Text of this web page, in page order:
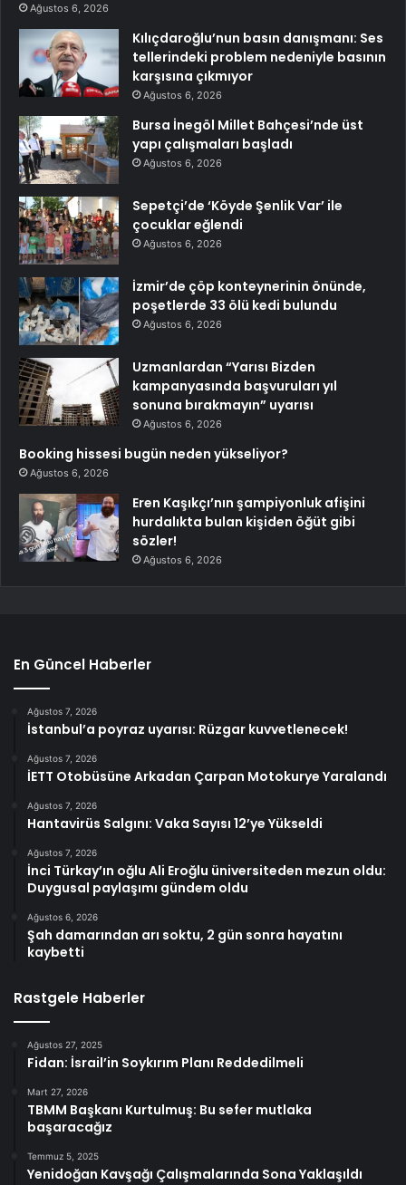
Ağustos 6, 2026
Kılıçdaroğlu’nun basın danışmanı: Ses
tellerindeki problem nedeniyle basının
karşısına çıkmıyor
Ağustos 6, 2026
Bursa İnegöl Millet Bahçesi’nde üst
yapı çalışmaları başladı
Ağustos 6, 2026
Sepetçi’de ‘Köyde Şenlik Var’ ile
çocuklar eğlendi
Ağustos 6, 2026
İzmir’de çöp konteynerinin önünde,
poşetlerde 33 ölü kedi bulundu
Ağustos 6, 2026
Uzmanlardan “Yarısı Bizden
kampanyasında başvuruları yıl
sonuna bırakmayın” uyarısı
Ağustos 6, 2026
Booking hissesi bugün neden yükseliyor?
Ağustos 6, 2026
Eren Kaşıkçı’nın şampiyonluk afişini
hurdalıkta bulan kişiden öğüt gibi
sözler!
Ağustos 6, 2026
En Güncel Haberler
Ağustos 7, 2026
İstanbul’a poyraz uyarısı: Rüzgar kuvvetlenecek!
Ağustos 7, 2026
İETT Otobüsüne Arkadan Çarpan Motokurye Yaralandı
Ağustos 7, 2026
Hantavirüs Salgını: Vaka Sayısı 12’ye Yükseldi
Ağustos 7, 2026
İnci Türkay’ın oğlu Ali Eroğlu üniversiteden mezun oldu:
Duygusal paylaşımı gündem oldu
Ağustos 6, 2026
Şah damarından arı soktu, 2 gün sonra hayatını
kaybetti
Rastgele Haberler
Ağustos 27, 2025
Fidan: İsrail’in Soykırım Planı Reddedilmeli
Mart 27, 2026
TBMM Başkanı Kurtulmuş: Bu sefer mutlaka
başaracağız
Temmuz 5, 2025
Yenidoğan Kavşağı Çalışmalarında Sona Yaklaşıldı